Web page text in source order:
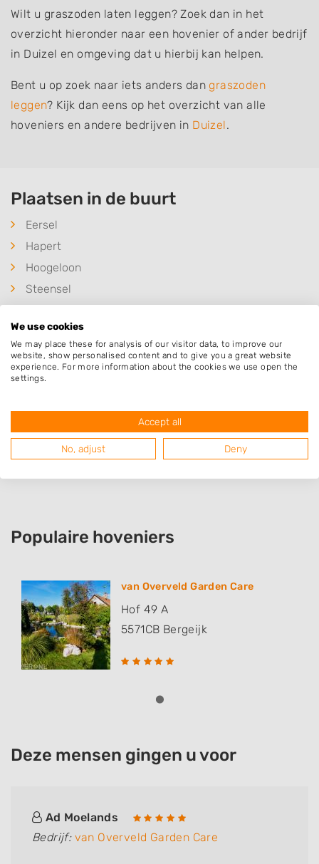
Wilt u graszoden laten leggen? Zoek dan in het
overzicht hieronder naar een hovenier of ander bedrijf
in Duizel en omgeving dat u hierbij kan helpen.
Bent u op zoek naar iets anders dangraszoden
leggen? Kijk dan eens op het overzicht van alle
hoveniers en andere bedrijven in Duizel.
Plaatsen in de buurt
Eersel
Hapert
Hoogeloon
Steensel
Casteren
Vessem
Bladel
Netersel
Eykereind
Populaire hoveniers
van Overveld Garden Care
Hof 49 A
5571CB Bergeijk
Deze mensen gingen u voor
Ad Moelands
Bedrijf: van Overveld Garden Care
We use cookies
We may place these for analysis of our visitor data, to improve our
website, show personalised content and to give you a great website
experience. For more information about the cookies we use open the
settings.
Accept all
No, adjust Deny